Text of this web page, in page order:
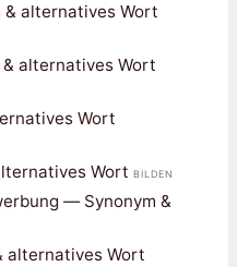
alternatives Wort
alternatives Wort
Wort
Wort bilden
— Synonym &
alternatives Wort